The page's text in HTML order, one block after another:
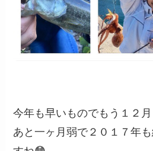
今年も早いものでもう１２月
あと一ヶ月弱で２０１７年